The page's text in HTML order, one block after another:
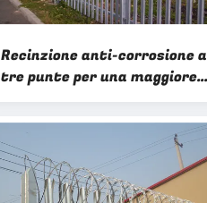
Recinzione anti-corrosione a
tre punte per una maggiore
protezione